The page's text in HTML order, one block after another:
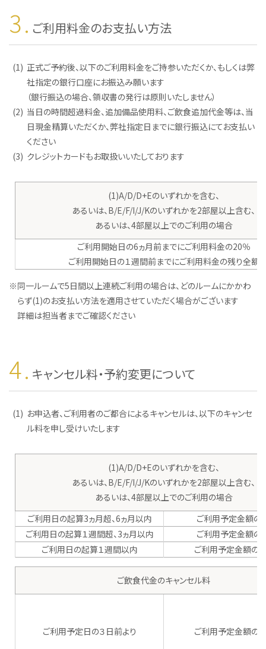
3. ご利用料金のお支払い方法
(1) 正式ご予約後、以下のご利用料金をご持参いただくか、もしくは弊
社指定の銀行口座にお振込み願います
（銀行振込の場合、領収書の発行は原則いたしません）
(2) 当日の時間超過料金、追加備品使用料、ご飲食追加代金等は、当
日現金精算いただくか、弊社指定日までに銀行振込にてお支払い
ください
(3) クレジットカードもお取扱いいたしております
(1)A/D/D+Eのいずれかを含む、
あるいは、B/E/F/I/J/Kのいずれかを2部屋以上含む、
あるいは、4部屋以上でのご利用の場合
ご利用開始日の6ヵ月前までにご利用料金の20％
ご利用開始日の１週間前までにご利用料金の残り全額
※同一ルームで5日間以上連続ご利用の場合は、どのルームにかかわ
らず(1)のお支払い方法を適用させていただく場合がございます
詳細は担当者までご確認ください
4. キャンセル料・予約変更について
(1) お申込者、ご利用者のご都合によるキャンセルは、以下のキャンセ
ル料を申し受けいたします
(1)A/D/D+Eのいずれかを含む、
あるいは、B/E/F/I/J/Kのいずれかを2部屋以上含む、
あるいは、4部屋以上でのご利用の場合
ご利用日の起算3ヵ月超、6ヵ月以内
ご利用予定金額の
ご利用日の起算１週間超、3ヵ月以内
ご利用予定金額の
ご利用日の起算１週間以内
ご利用予定金額の
ご飲食代金のキャンセル料
ご利用予定日の３日前より ご利用予定金額の